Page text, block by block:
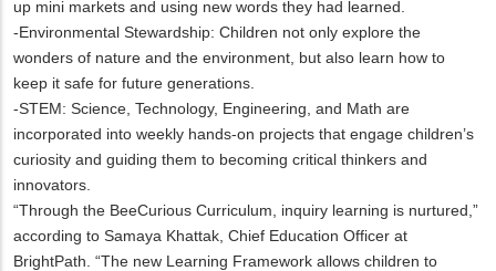
up mini markets and using new words they had learned.
-Environmental Stewardship: Children not only explore the
wonders of nature and the environment, but also learn how to
keep it safe for future generations.
-STEM: Science, Technology, Engineering, and Math are
incorporated into weekly hands-on projects that engage children’s
curiosity and guiding them to becoming critical thinkers and
innovators.
“Through the BeeCurious Curriculum, inquiry learning is nurtured,”
according to Samaya Khattak, Chief Education Officer at
BrightPath. “The new Learning Framework allows children to